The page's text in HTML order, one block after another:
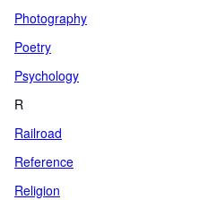
Photography
Poetry
Psychology
R
Railroad
Reference
Religion